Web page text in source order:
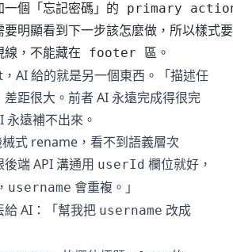
一個「忘記密碼」的 primary
要明顯看到下一步該怎麼做，所以樣式
線，不能藏在 footer 區。
AI 給的就是另一個東西。「描述任
距很大。前者 AI 永遠完成得很完
永遠補不出來。
式 rename，看不到語義層次
端 API 溝通用 userId 欄位就好，
， username 會重複。」
AI：「幫我把 username 改成